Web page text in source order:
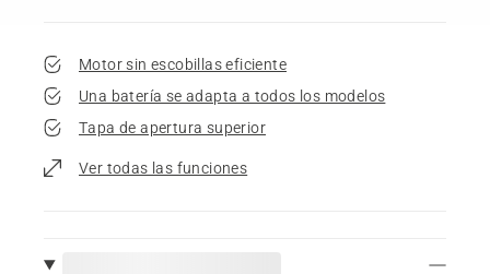
Motor sin escobillas eficiente
Una batería se adapta a todos los modelos
Tapa de apertura superior
Ver todas las funciones